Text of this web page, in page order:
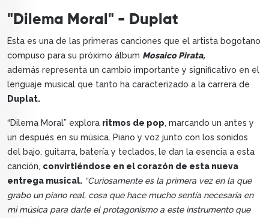
"Dilema Moral" - Duplat
Esta es una de las primeras canciones que el artista bogotano
compuso para su próximo álbum Mosaico Pirata,
además representa un cambio importante y significativo en el
lenguaje musical que tanto ha caracterizado a la carrera de
Duplat.
“Dilema Moral” explora ritmos de pop, marcando un antes y
un después en su música. Piano y voz junto con los sonidos
del bajo, guitarra, batería y teclados, le dan la esencia a esta
canción, convirtiéndose en el corazón de esta nueva
entrega musical. “Curiosamente es la primera vez en la que
grabo un piano real, cosa que hace mucho sentía necesaria en
mi música para darle el protagonismo a este instrumento que